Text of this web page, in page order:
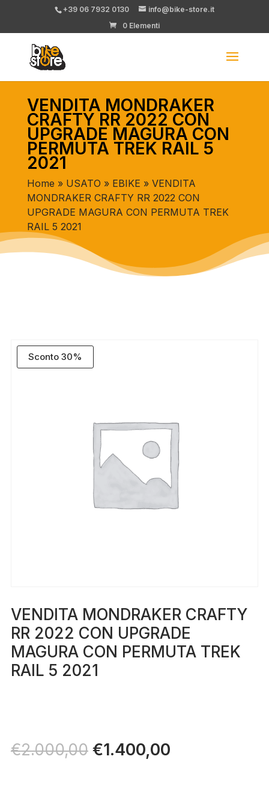
+39 06 7932 0130
info@bike-store.it
0 Elementi
VENDITA MONDRAKER
CRAFTY RR 2022 CON
UPGRADE MAGURA CON
PERMUTA TREK RAIL 5
2021
Home » USATO » EBIKE » VENDITA
MONDRAKER CRAFTY RR 2022 CON
UPGRADE MAGURA CON PERMUTA TREK
RAIL 5 2021
Sconto 30%
VENDITA MONDRAKER CRAFTY
RR 2022 CON UPGRADE
MAGURA CON PERMUTA TREK
RAIL 5 2021
€2.000,00 Il
€1.400,00Il